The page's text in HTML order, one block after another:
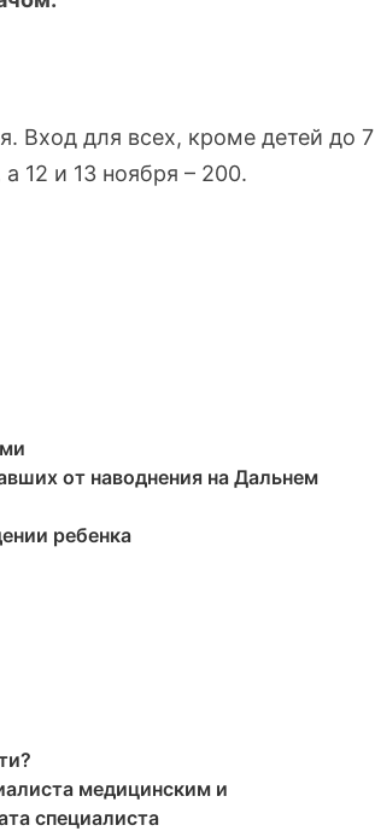
Вход для всех, кроме детей до 7
12 и 13 ноября – 200.
от наводнения на Дальнем
ребенка
медицинским и
специалиста